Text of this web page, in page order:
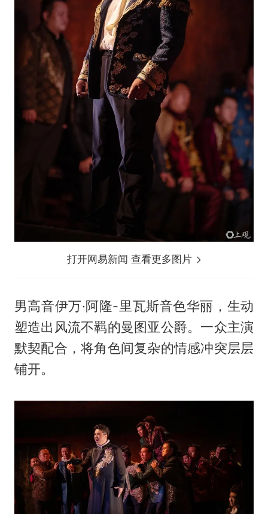
打开网易新闻 查看更多图片
男高音伊万·阿隆-里瓦斯音色华丽，生动
塑造出风流不羁的曼图亚公爵。一众主演
默契配合，将角色间复杂的情感冲突层层
铺开。